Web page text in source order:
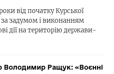
від початку Курської
задумом і виконанням
дії на територію держави-
Володимир Ращук: «Воєнні